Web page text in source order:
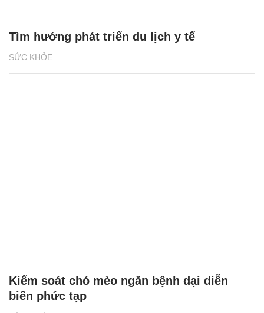
SỨC KHỎE
Tìm hướng phát triển du lịch y tế
Kiểm soát chó mèo ngăn bệnh dại diễn
biến phức tạp